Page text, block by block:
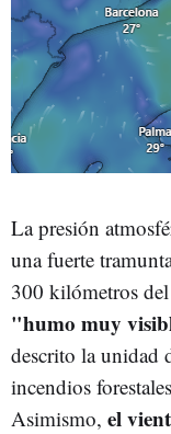
La presión
una fuerte
300 kilómetros
"humo muy
descrito la unidad
incendios
Asimismo, el